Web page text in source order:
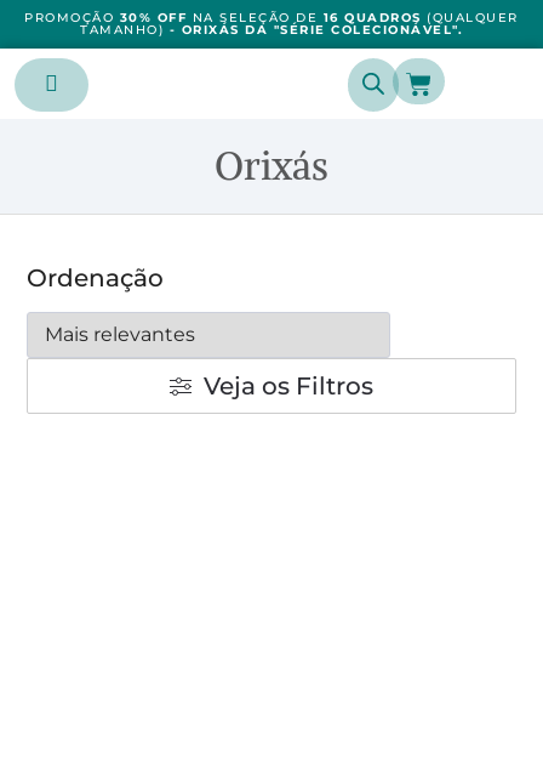
PROMOÇÃO 30% OFF NA SELEÇÃO DE 16 QUADROS (QUALQUER
TAMANHO) - ORIXÁS DA "SÉRIE COLECIONÁVEL".
Orixás
Ordenação
Veja os Filtros